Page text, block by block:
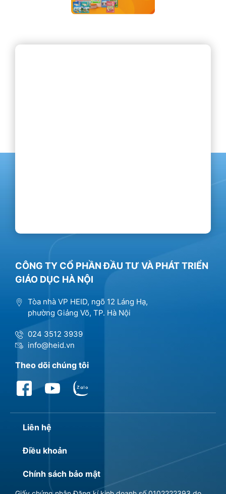
CÔNG TY CỔ PHẦN ĐẦU TƯ VÀ PHÁT TRIỂN
GIÁO DỤC HÀ NỘI
Tòa nhà VP HEID, ngõ 12 Láng Hạ,
phường Giảng Võ, TP. Hà Nội
024 3512 3939
info@heid.vn
Theo dõi chúng tôi
Liên hệ
Điều khoản
Chính sách bảo mật